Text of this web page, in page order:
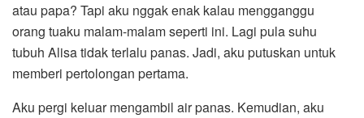
atau papa? Tapi aku nggak enak kalau mengganggu
orang tuaku malam-malam seperti ini. Lagi pula suhu
tubuh Alisa tidak terlalu panas. Jadi, aku putuskan untuk
memberi pertolongan pertama.
Aku pergi keluar mengambil air panas. Kemudian, aku